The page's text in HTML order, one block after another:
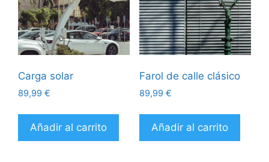
Carga solar
89,99 €
Añadir al carrito
Farol de calle clásico
89,99 €
Añadir al carrito